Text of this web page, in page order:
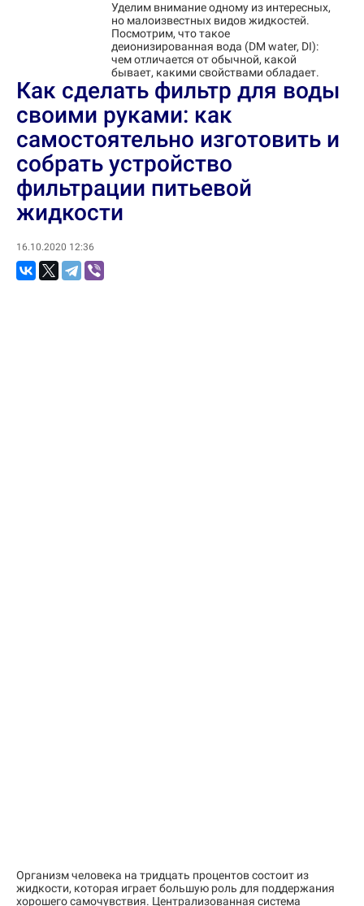
Уделим внимание одному из интересных,
но малоизвестных видов жидкостей.
Посмотрим, что такое
деионизированная вода (DM water, DI):
чем отличается от обычной, какой
бывает, какими свойствами обладает.
Как сделать фильтр для воды
своими руками: как
самостоятельно изготовить и
собрать устройство
фильтрации питьевой
жидкости
16.10.2020 12:36
Организм человека на тридцать процентов состоит из
жидкости, которая играет большую роль для поддержания
хорошего самочувствия. Централизованная система